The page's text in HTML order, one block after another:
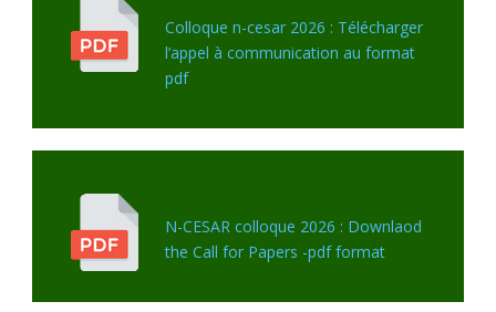
Colloque n-cesar 2026 : Télécharger
l’appel à communication au format
pdf
N-CESAR colloque 2026 : Downlaod
the Call for Papers -pdf format